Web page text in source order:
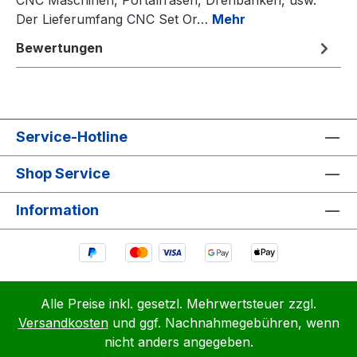
Der Lieferumfang CNC Set Or… Mehr
Bewertungen
Service-Hotline
Shop Service
Information
Alle Preise inkl. gesetzl. Mehrwertsteuer zzgl.
Versandkostenund ggf. Nachnahmegebühren, wenn
nicht anders angegeben.